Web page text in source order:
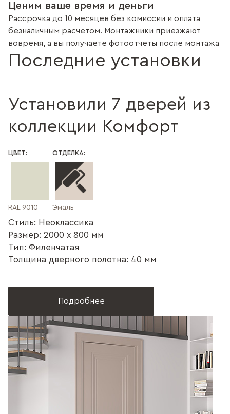
Ценим ваше время и деньги
Рассрочка до 10 месяцев без комиссии и оплата
безналичным расчетом. Монтажники приезжают
вовремя, а вы получаете фотоотчеты после монтажа
Последние установки
Установили 7 дверей из
коллекции Комфорт
ЦВЕТ:
RAL 9010
ОТДЕЛКА:
Эмаль
Стиль: Неоклассика
Размер: 2000 x 800 мм
Тип: Филенчатая
Толщина дверного полотна: 40 мм
Подробнее